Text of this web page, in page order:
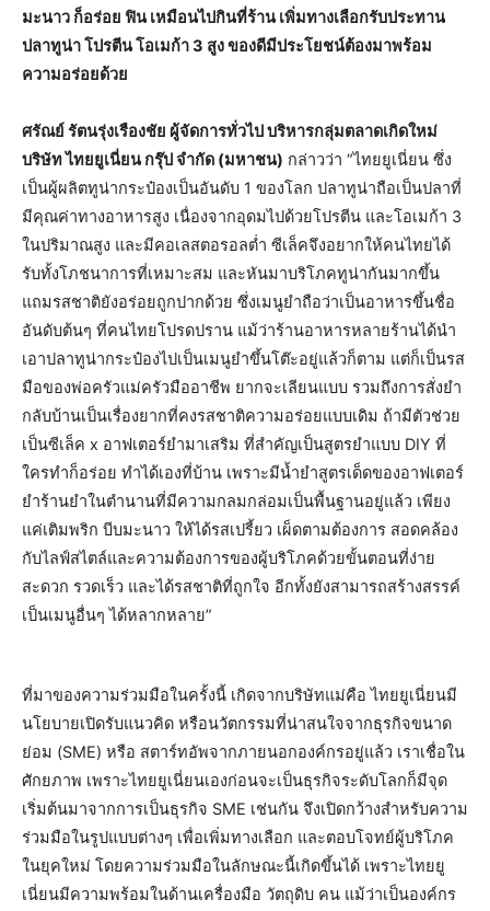
มะนาว ก็อร่อย ฟิน เหมือนไปกินที่ร้าน เพิ่มทางเลือกรับประทาน
ปลาทูน่า โปรตีน โอเมก้า 3 สูง ของดีมีประโยชน์ต้องมาพร้อม
ความอร่อยด้วย
ศรัณย์ รัตนรุ่งเรืองชัย ผู้จัดการทั่วไป บริหารกลุ่มตลาดเกิดใหม่
บริษัท ไทยยูเนี่ยน กรุ๊ป จำกัด (มหาชน) กล่าวว่า “ไทยยูเนี่ยน ซึ่ง
เป็นผู้ผลิตทูน่ากระป๋องเป็นอันดับ 1 ของโลก ปลาทูน่าถือเป็นปลาที่
มีคุณค่าทางอาหารสูง เนื่องจากอุดมไปด้วยโปรตีน และโอเมก้า 3
ในปริมาณสูง และมีคอเลสตอรอลต่ำ ซีเล็คจึงอยากให้คนไทยได้
รับทั้งโภชนาการที่เหมาะสม และหันมาบริโภคทูน่ากันมากขึ้น
แถมรสชาติยังอร่อยถูกปากด้วย ซึ่งเมนูยำถือว่าเป็นอาหารขึ้นชื่อ
อันดับต้นๆ ที่คนไทยโปรดปราน แม้ว่าร้านอาหารหลายร้านได้นำ
เอาปลาทูน่ากระป๋องไปเป็นเมนูยำขึ้นโต๊ะอยู่แล้วก็ตาม แต่ก็เป็นรส
มือของพ่อครัวแม่ครัวมืออาชีพ ยากจะเลียนแบบ รวมถึงการสั่งยำ
กลับบ้านเป็นเรื่องยากที่คงรสชาติความอร่อยแบบเดิม ถ้ามีตัวช่วย
เป็นซีเล็ค x อาฟเตอร์ยำมาเสริม ที่สำคัญเป็นสูตรยำแบบ DIY ที่
ใครทำก็อร่อย ทำได้เองที่บ้าน เพราะมีน้ำยำสูตรเด็ดของอาฟเตอร์
ยำร้านยำในตำนานที่มีความกลมกล่อมเป็นพื้นฐานอยู่แล้ว เพียง
แค่เติมพริก บีบมะนาว ให้ได้รสเปรี้ยว เผ็ดตามต้องการ สอดคล้อง
กับไลฟ์สไตล์และความต้องการของผู้บริโภคด้วยขั้นตอนที่ง่าย
สะดวก รวดเร็ว และได้รสชาติที่ถูกใจ อีกทั้งยังสามารถสร้างสรรค์
เป็นเมนูอื่นๆ ได้หลากหลาย”
ที่มาของความร่วมมือในครั้งนี้ เกิดจากบริษัทแม่คือ ไทยยูเนี่ยนมี
นโยบายเปิดรับแนวคิด หรือนวัตกรรมที่น่าสนใจจากธุรกิจขนาด
ย่อม (SME) หรือ สตาร์ทอัพจากภายนอกองค์กรอยู่แล้ว เราเชื่อใน
ศักยภาพ เพราะไทยยูเนี่ยนเองก่อนจะเป็นธุรกิจระดับโลกก็มีจุด
เริ่มต้นมาจากการเป็นธุรกิจ SME เช่นกัน จึงเปิดกว้างสำหรับความ
ร่วมมือในรูปแบบต่างๆ เพื่อเพิ่มทางเลือก และตอบโจทย์ผู้บริโภค
ในยุคใหม่ โดยความร่วมมือในลักษณะนี้เกิดขึ้นได้ เพราะไทยยู
เนี่ยนมีความพร้อมในด้านเครื่องมือ วัตถุดิบ คน แม้ว่าเป็นองค์กร